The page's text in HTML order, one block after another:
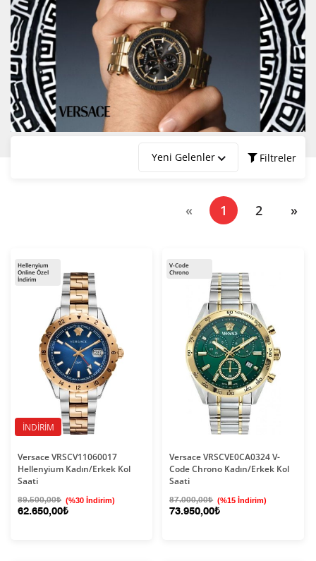
Yeni Gelenler Filtreler
« 1 (current)
2 »
Hellenyium
Online Özel
İndirim
İNDIRIM
Versace VRSCV11060017
Hellenyium Kadın/Erkek Kol
Saati
89.500,00₺ (%30 İndirim)
62.650,00₺
V-Code
Chrono
Versace VRSCVE0CA0324 V-
Code Chrono Kadın/Erkek Kol
Saati
87.000,00₺ (%15 İndirim)
73.950,00₺